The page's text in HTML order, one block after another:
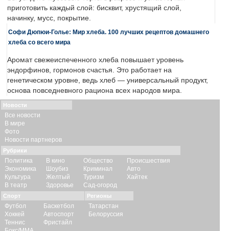
приготовить каждый слой: бисквит, хрустящий слой,
начинку, мусс, покрытие.
Софи Дюпюи-Голье: Мир хлеба. 100 лучших рецептов домашнего
хлеба со всего мира
Аромат свежеиспеченного хлеба повышает уровень
эндорфинов, гормонов счастья. Это работает на
генетическом уровне, ведь хлеб — универсальный продукт,
основа повседневного рациона всех народов мира.
Новости
Все новости
В мире
Фото
Новости партнеров
Рубрики
Политика
Экономика
Культура
В театр
В кино
Шоубиз
Желтый
Здоровье
Общество
Криминал
Туризм
Сад-огород
Происшествия
Авто
Хайтек
Спорт
Футбол
Хоккей
Теннис
Баскетбол
Автоспорт
Фристайл
Регионы
Татарстан
Белоруссия